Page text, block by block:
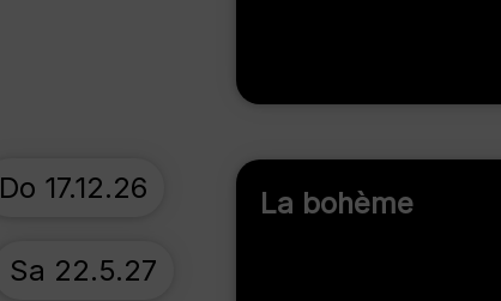
La bohème
Do 17.12.26
Sa 22.5.27